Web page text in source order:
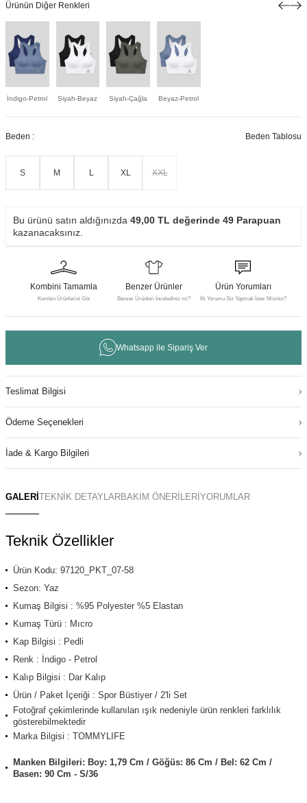
GALERİ TEKNİK DETAYLARBAKIM ÖNERİLERİ YORUMLAR
Teknik Özellikler
Ürün Kodu: 97120_PKT_07-58
Sezon: Yaz
Kumaş Bilgisi : %95 Polyester %5 Elastan
Kumaş Türü : Mıcro
Kap Bilgisi : Pedli
Renk : İndigo - Petrol
Kalıp Bilgisi : Dar Kalıp
Ürün / Paket İçeriği : Spor Büstiyer / 2'li Set
Fotoğraf çekimlerinde kullanılan ışık nedeniyle ürün renkleri farklılık
gösterebilmektedir
Marka Bilgisi : TOMMYLIFE
Manken Bilgileri: Boy: 1,79 Cm / Göğüs: 86 Cm / Bel: 62 Cm /
Basen: 90 Cm - S/36
Ürünün Diğer Renkleri
İndigo-Petrol Siyah-Beyaz Siyah-Çağla Beyaz-Petrol
Beden : Beden Tablosu
S M L XL XXL
Bu ürünü satın aldığınızda 49,00 TL değerinde 49 Parapuan
kazanacaksınız.
Kombini Tamamla
Kombin Ürünlerini Gör
Benzer Ürünler
Benzer Ürünleri İncelediniz mi?
Ürün Yorumları
İlk Yorumu Siz Yapmak İster Misiniz?
Whatsapp ile Sipariş Ver
Teslimat Bilgisi
Ödeme Seçenekleri
İade & Kargo Bilgileri